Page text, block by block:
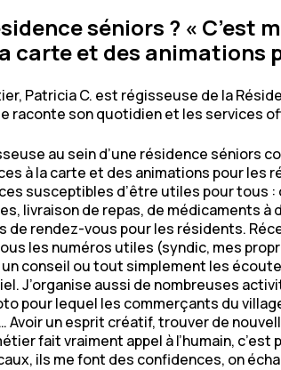
séniors ? « C’est
carte et des animations
Patricia C. est régisseuse de la
raconte son quotidien et les services
au sein d’une résidence séniors
à la carte et des animations pour les
susceptibles d’être utiles pour tous
livraison de repas, de médicaments à
de rendez-vous pour les résidents.
les numéros utiles (syndic, mes
conseil ou tout simplement les
J’organise aussi de nombreuses
pour lequel les commerçants du
Avoir un esprit créatif, trouver de
fait vraiment appel à l’humain,
ils me font des confidences, on